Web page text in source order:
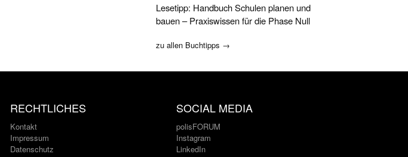
Lesetipp: Handbuch Schulen planen und
bauen – Praxiswissen für die Phase Null
zu allen Buchtipps →
RECHTLICHES
Kontakt
Impressum
Datenschutz
SOCIAL MEDIA
polisFORUM
Instagram
LinkedIn